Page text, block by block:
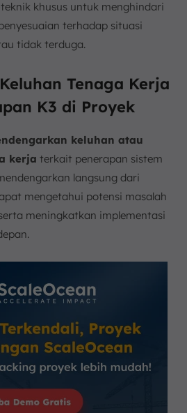
khusus untuk menghindari
terhadap situasi
tidak terduga.
Tenaga Kerja
K3 di Proyek
keluhan atau
kerja terkait penerapan sistem
langsung dari
mengetahui potensi masalah
meningkatkan implementasi